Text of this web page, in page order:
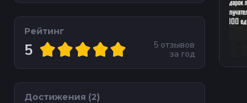
Рейтинг
5 5 отзывов
за год
Достижения (2)